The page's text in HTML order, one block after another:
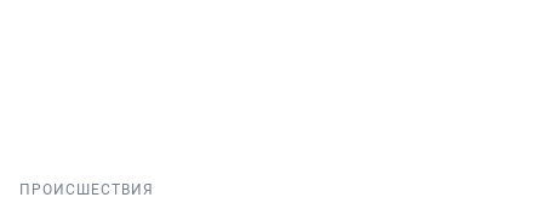
ПРОИСШЕСТВИЯ